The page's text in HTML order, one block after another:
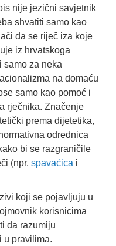
nije jezični savjetnik
shvatiti samo kao
da se riječ iza koje
iz hrvatskoga
samo za neka
na domaću
samo kao pomoć i
rječnika. Značenje
prema dijetetika,
odrednica
bi se razgraničile
(npr. spavaćica i
koji se pojavljuju u
korisnicima
da razumiju
u pravilima.